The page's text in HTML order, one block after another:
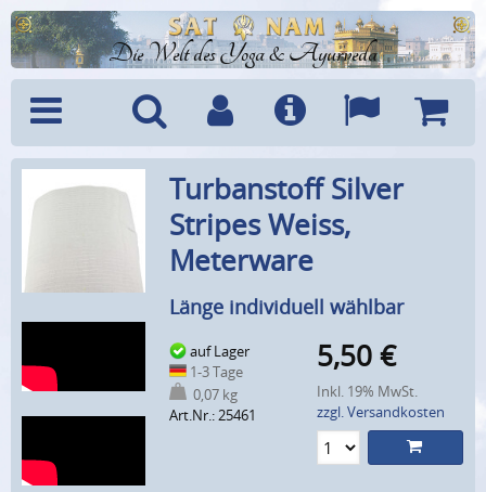
Die Welt des Yoga & Ayurveda
Menü SucheBenutzerkonto
Info Sprachen
Turbanstoff Silver
Stripes Weiss,
Meterware
Länge individuell wählbar
auf Lager
1-3 Tage
0,07 kg
Art.Nr.: 25461
5,50 €
Inkl. 19% MwSt.
zzgl. Versandkosten